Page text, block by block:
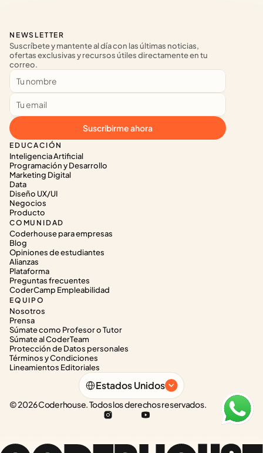
EDUCACIÓN
Inteligencia Artificial
Programación y Desarrollo
Marketing Digital
Data
Diseño UX/UI
Negocios
Producto
COMUNIDAD
Coderhouse para empresas
Blog
Opiniones de estudiantes
Alianzas
Plataforma
Preguntas frecuentes
CoderCamp Empleabilidad
EQUIPO
Nosotros
Prensa
Súmate como Profesor o Tutor
Súmate al CoderTeam
Protección de Datos personales
Términos y Condiciones
Lineamientos Editoriales
NEWSLETTER
Suscríbete y mantente al día con las últimas noticias,
ofertas exclusivas y recursos útiles directamente en tu
correo.
Suscribirme ahora
Select Language
Estados Unidos
© 2026 Coderhouse. Todos los derechos reservados.